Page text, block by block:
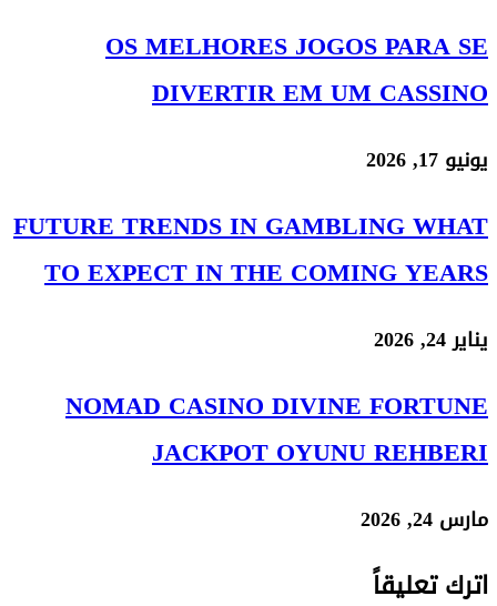
OS MELHORES
DIVERTIR EM
FUTURE TRENDS IN
TO EXPECT IN THE
NOMAD CASINO
JACKPOT